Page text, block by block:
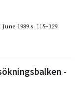
, June 1989s. 115–129
-